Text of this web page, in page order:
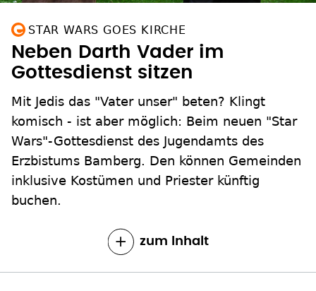
STAR WARS GOES KIRCHE
Neben Darth Vader im
Gottesdienst sitzen
Mit Jedis das "Vater unser" beten? Klingt
komisch - ist aber möglich: Beim neuen "Star
Wars"-Gottesdienst des Jugendamts des
Erzbistums Bamberg. Den können Gemeinden
inklusive Kostümen und Priester künftig
buchen.
zum Inhalt